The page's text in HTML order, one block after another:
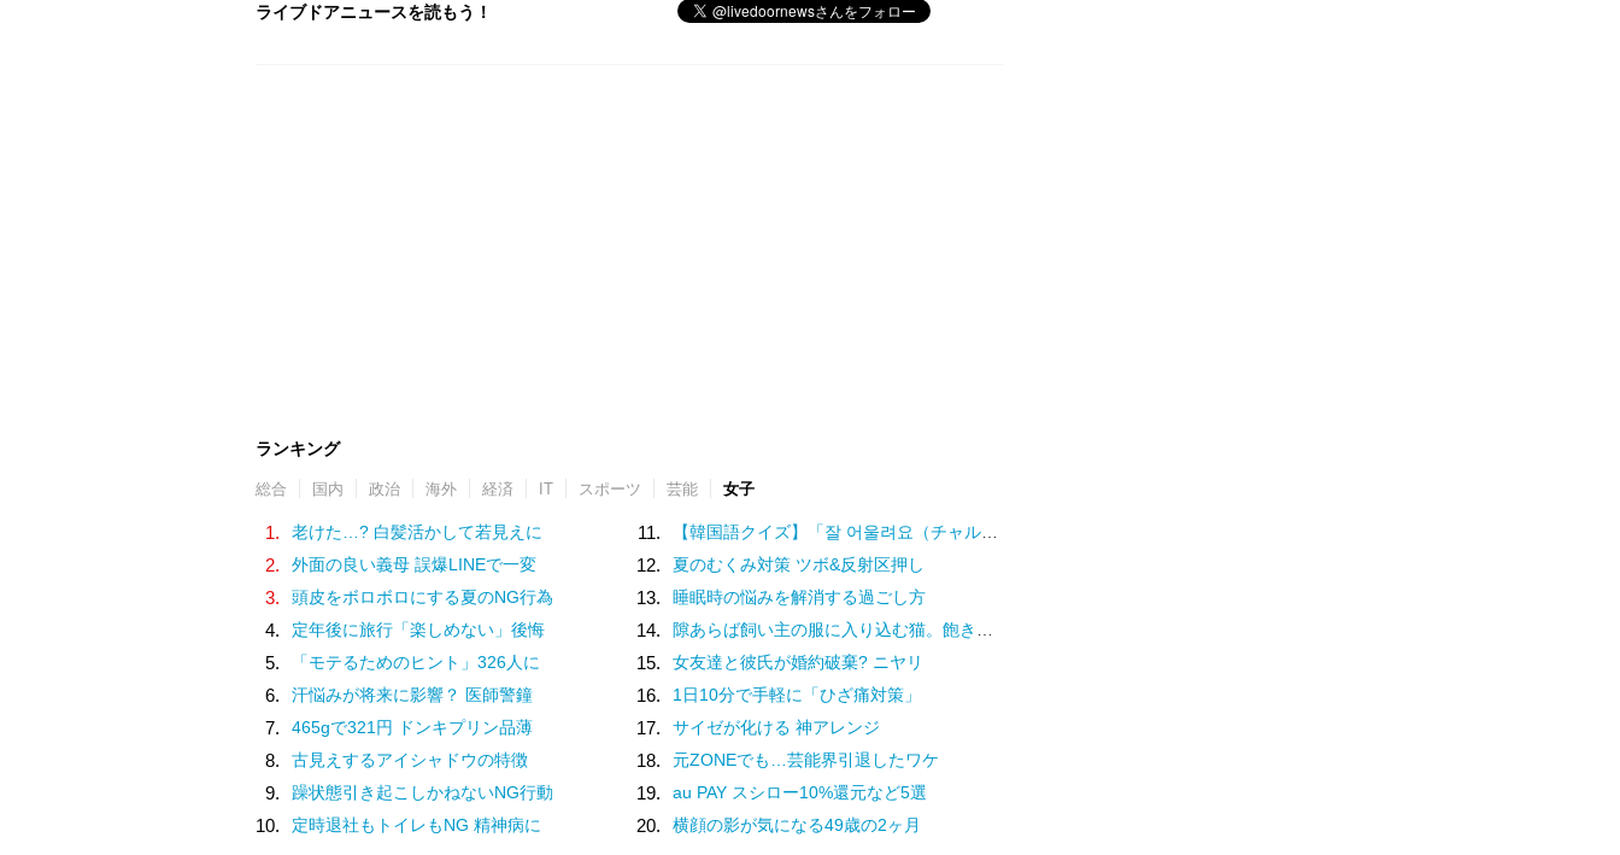
ライブドアニュースを読もう！
ランキング
総合 国内 政治 海外 経済 IT スポーツ 芸能 女子
1. 老けた…? 白髪活かして若見えに
2. 外面の良い義母 誤爆LINEで一変
3. 頭皮をボロボロにする夏のNG行為
4. 定年後に旅行「楽しめない」後悔
5. 「モテるためのヒント」326人に
6. 汗悩みが将来に影響？ 医師警鐘
7. 465gで321円 ドンキプリン品薄
8. 古見えするアイシャドウの特徴
9. 躁状態引き起こしかねないNG行動
10. 定時退社もトイレもNG 精神病に
11. 【韓国語クイズ】「잘 어울려요（チャル オウルリョヨ）」の意味は？褒め言葉です♡
12. 夏のむくみ対策 ツボ&反射区押し
13. 睡眠時の悩みを解消する過ごし方
14. 隙あらば飼い主の服に入り込む猫。飽きないのかなと動きを見ていると
15. 女友達と彼氏が婚約破棄? ニヤリ
16. 1日10分で手軽に「ひざ痛対策」
17. サイゼが化ける 神アレンジ
18. 元ZONEでも…芸能界引退したワケ
19. au PAY スシロー10%還元など5選
20. 横顔の影が気になる49歳の2ヶ月